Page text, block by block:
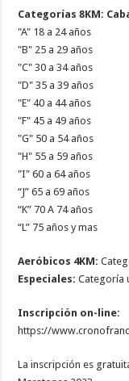
Categorías 8KM:
"A" 18 a 24 años
"B" 25 a 29 años
"C" 30 a 34 años
"D" 35 a 39 años
"E" 40 a 44 años
"F" 45 a 49 años
"G" 50 a 54 años
"H" 55 a 59 años
"I" 60 a 64 años
“J” 65 a 69 años
“K” 70 A 74 años
“L” 75 años y mas
Aeróbicos 4KM:
Especiales: Categoría
Inscripción on-line:
https://
La inscripción es